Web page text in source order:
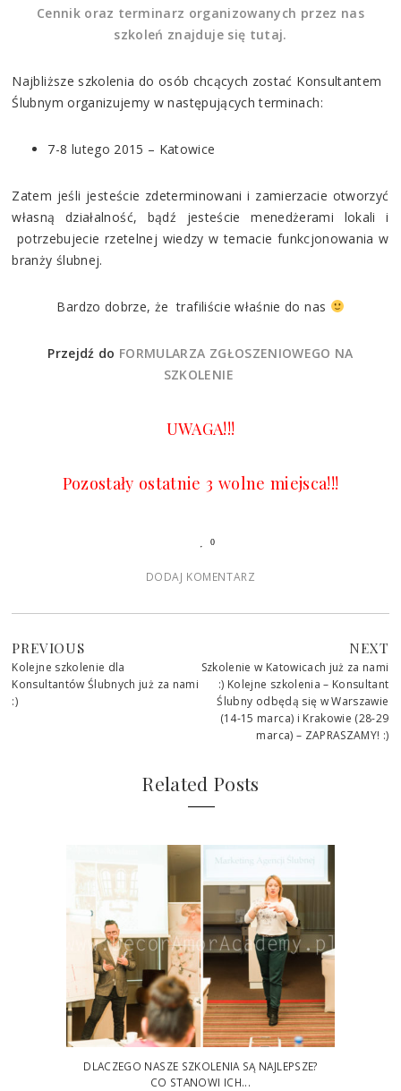
Cennik oraz terminarz organizowanych przez nas
szkoleń znajduje się tutaj.
Najbliższe szkolenia do osób chcących zostać Konsultantem
Ślubnym organizujemy w następujących terminach:
7-8 lutego 2015 – Katowice
Zatem jeśli jesteście zdeterminowani i zamierzacie otworzyć
własną działalność, bądź jesteście menedżerami lokali i
potrzebujecie rzetelnej wiedzy w temacie funkcjonowania w
branży ślubnej.
Bardzo dobrze, że trafiliście właśnie do nas
Przejdź do FORMULARZA ZGŁOSZENIOWEGO NA
SZKOLENIE
UWAGA!!!
Pozostały ostatnie 3 wolne miejsca!!!
0
DODAJ KOMENTARZ
PREVIOUS
Kolejne szkolenie dla
Konsultantów Ślubnych już za nami
:)
NEXT
Szkolenie w Katowicach już za nami
:) Kolejne szkolenia – Konsultant
Ślubny odbędą się w Warszawie
(14-15 marca) i Krakowie (28-29
marca) – ZAPRASZAMY! :)
Related Posts
DLACZEGO NASZE SZKOLENIA SĄ NAJLEPSZE?
CO STANOWI ICH...